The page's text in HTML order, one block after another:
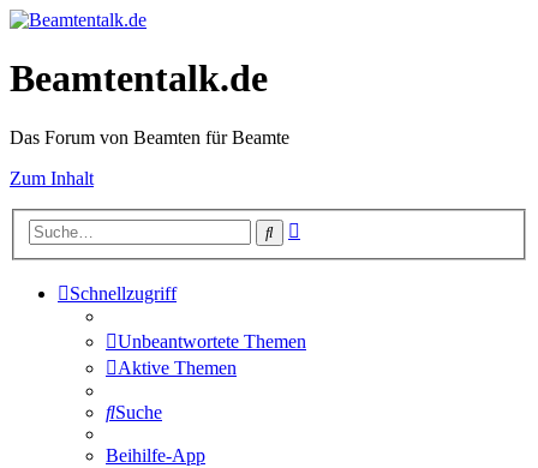
Beamtentalk.de
Das Forum von Beamten für Beamte
Zum Inhalt
Suche
Schnellzugriff
Unbeantwortete Themen
Aktive Themen
Suche
Beihilfe-App